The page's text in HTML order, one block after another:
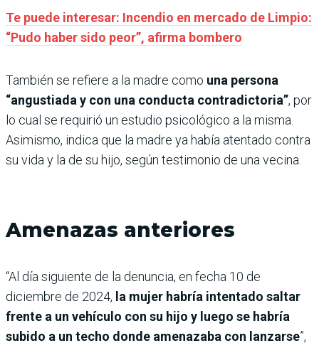
Te puede interesar: Incendio en mercado de Limpio:
“Pudo haber sido peor”, afirma bombero
También se refiere a la madre como una persona
“angustiada y con una conducta contradictoria”, por
lo cual se requirió un estudio psicológico a la misma.
Asimismo, indica que la madre ya había atentado contra
su vida y la de su hijo, según testimonio de una vecina.
Amenazas anteriores
“Al día siguiente de la denuncia, en fecha 10 de
diciembre de 2024, la mujer habría intentado saltar
frente a un vehículo con su hijo y luego se habría
subido a un techo donde amenazaba con lanzarse”,